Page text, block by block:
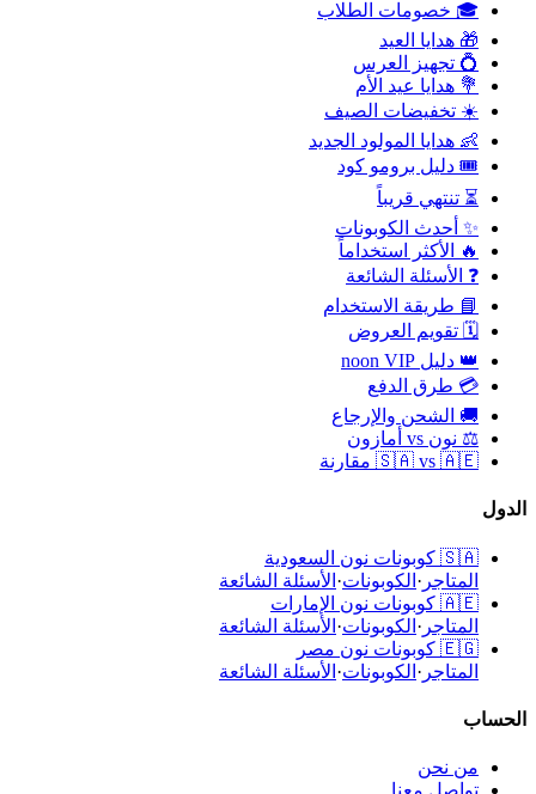
🎓 خصومات الطلاب
🎁 هدايا العيد
💍 تجهيز العرس
💐 هدايا عيد الأم
☀️ تخفيضات الصيف
👶 هدايا المولود الجديد
🎟️ دليل برومو كود
⏳ تنتهي قريباً
✨ أحدث الكوبونات
🔥 الأكثر استخداماً
❓ الأسئلة الشائعة
📘 طريقة الاستخدام
🗓️ تقويم العروض
👑 دليل noon VIP
💳 طرق الدفع
🚚 الشحن والإرجاع
⚖️ نون vs أمازون
🇸🇦 vs 🇦🇪 مقارنة
الدول
🇸🇦 كوبونات نون السعودية
المتاجر · الكوبونات· الأسئلة الشائعة
🇦🇪 كوبونات نون الإمارات
المتاجر · الكوبونات· الأسئلة الشائعة
🇪🇬 كوبونات نون مصر
المتاجر · الكوبونات· الأسئلة الشائعة
الحساب
من نحن